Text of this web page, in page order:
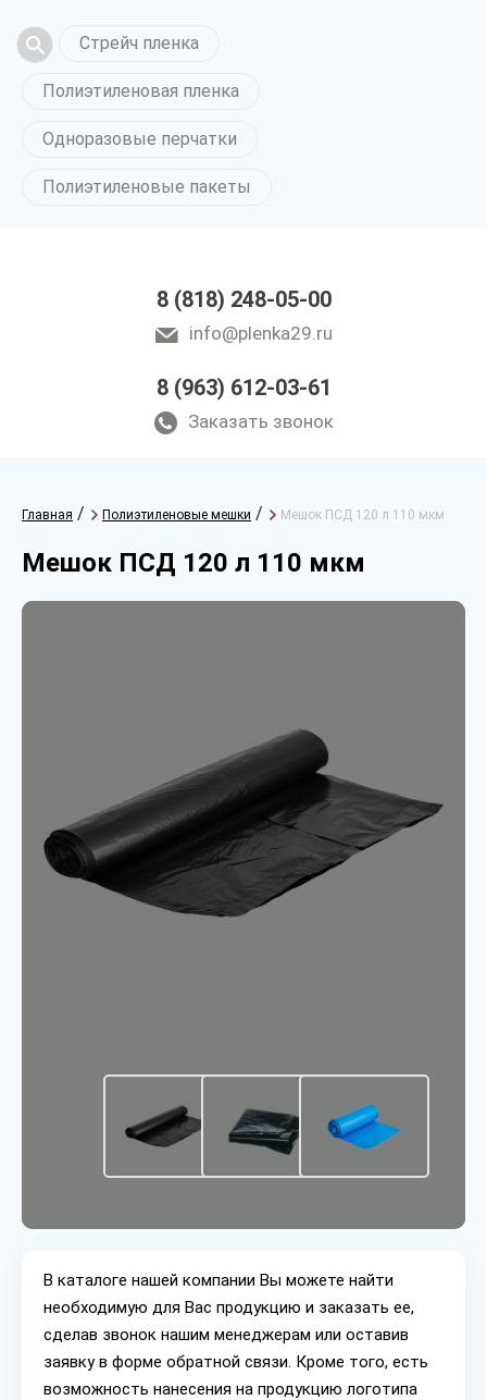
Стрейч пленка
Полиэтиленовая пленка
Одноразовые перчатки
Полиэтиленовые пакеты
8 (818) 248-05-00
info@plenka29.ru
8 (963) 612-03-61
Заказать звонок
Главная / Полиэтиленовые мешки / Мешок ПСД 120 л 110 мкм
Мешок ПСД 120 л 110 мкм
В каталоге нашей компании Вы можете найти
необходимую для Вас продукцию и заказать ее,
сделав звонок нашим менеджерам или оставив
заявку в форме обратной связи. Кроме того, есть
возможность нанесения на продукцию логотипа